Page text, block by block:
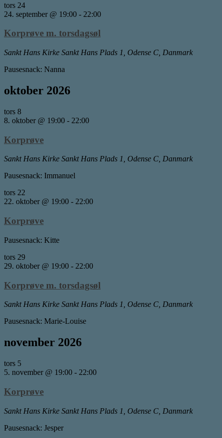
tors 24
24. september @ 19:00 - 22:00
Korprøve m. torsdagsøl
Sankt Hans Kirke Sankt Hans Plads 1, Odense C, Danmark
Pausesnack: Nanna
oktober 2026
tors 8
8. oktober @ 19:00 - 22:00
Korprøve
Sankt Hans Kirke Sankt Hans Plads 1, Odense C, Danmark
Pausesnack: Immanuel
tors 22
22. oktober @ 19:00 - 22:00
Korprøve
Pausesnack: Kitte
tors 29
29. oktober @ 19:00 - 22:00
Korprøve m. torsdagsøl
Sankt Hans Kirke Sankt Hans Plads 1, Odense C, Danmark
Pausesnack: Marie-Louise
november 2026
tors 5
5. november @ 19:00 - 22:00
Korprøve
Sankt Hans Kirke Sankt Hans Plads 1, Odense C, Danmark
Pausesnack: Jesper